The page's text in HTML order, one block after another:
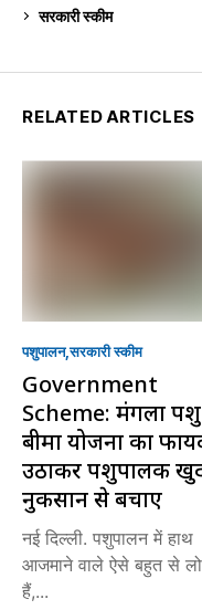
सरकारी स्की‍म
RELATED ARTICLES
पशुपालन सरकारी स्की‍म
Government
Scheme: मंगला पशु
बीमा योजना का
उठाकर पशुपालक
नुकसान से बचाएं
नई दिल्ली. पशुपालन में हाथ
आजमाने वाले ऐसे बहुत से
हैं,...